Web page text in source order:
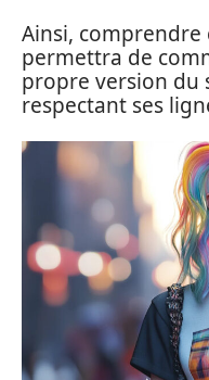
Ainsi,
permettra de
propre version du
respectant ses